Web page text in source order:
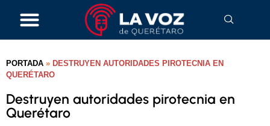
PORTADA » DESTRUYEN AUTORIDADES PIROTECNIA EN
QUERÉTARO
Destruyen autoridades pirotecnia en
Querétaro